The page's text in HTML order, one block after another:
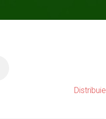
Distribuie